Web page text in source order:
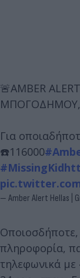
🚨AMBER
ΜΠΟΓΟΔΗΜΟΥ,
Για
☎️116000
#MissingKid
— Amber Alert Hellas |
Οποιοσδήποτε,
πληροφορία,
τηλεφωνικά με